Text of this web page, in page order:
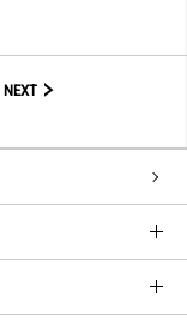
NEXT